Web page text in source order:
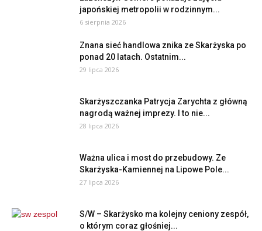
japońskiej metropolii w rodzinnym...
6 sierpnia 2026
Znana sieć handlowa znika ze Skarżyska po
ponad 20 latach. Ostatnim...
29 lipca 2026
Skarżyszczanka Patrycja Zarychta z główną
nagrodą ważnej imprezy. I to nie...
28 lipca 2026
Ważna ulica i most do przebudowy. Ze
Skarżyska-Kamiennej na Lipowe Pole...
27 lipca 2026
S/W – Skarżysko ma kolejny ceniony zespół,
o którym coraz głośniej...